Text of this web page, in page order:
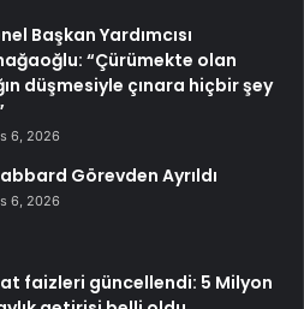
Başkan Yardımcısı
“Çürümekte olan
düşmesiyle çınara hiçbir şey
6, 2026
Görevden Ayrıldı
6, 2026
faizleri güncellendi: 5 Milyon